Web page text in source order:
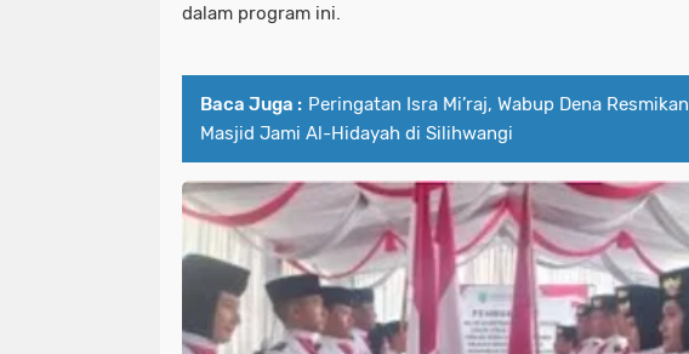
dalam program ini.
Baca Juga : Peringatan Isra Mi’raj, Wabup Dena Resmikan
Masjid Jami Al-Hidayah di Silihwangi